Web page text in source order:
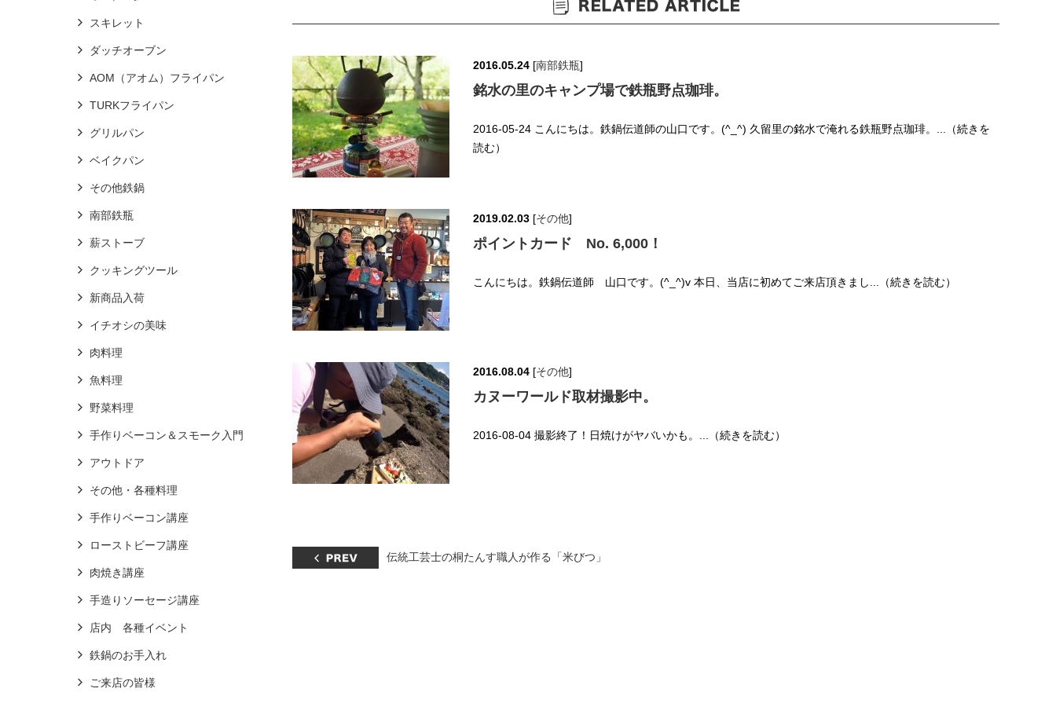
2016.05.24 [南部鉄瓶]
銘水の里のキャンプ場で鉄瓶野点珈琲。
2016-05-24 こんにちは。鉄鍋伝道師の山口です。(^_^) 久留里の銘水で淹れる鉄瓶野点珈琲。...（続きを
読む）
2019.02.03 [その他]
ポイントカード No. 6,000！
こんにちは。鉄鍋伝道師 山口です。(^_^)v 本日、当店に初めてご来店頂きまし...（続きを読む）
2016.08.04 [その他]
カヌーワールド取材撮影中。
2016-08-04 撮影終了！日焼けがヤバいかも。...（続きを読む）
伝統工芸士の桐たんす職人が作る「米びつ」
スキレット
ダッチオーブン
AOM（アオム）フライパン
TURKフライパン
グリルパン
ベイクパン
その他鉄鍋
南部鉄瓶
薪ストーブ
クッキングツール
新商品入荷
イチオシの美味
肉料理
魚料理
野菜料理
手作りベーコン＆スモーク入門
アウトドア
その他・各種料理
手作りベーコン講座
ローストビーフ講座
肉焼き講座
手造りソーセージ講座
店内 各種イベント
鉄鍋のお手入れ
ご来店の皆様